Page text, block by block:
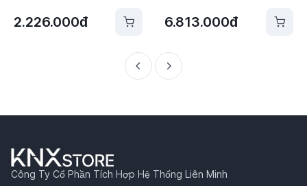
2.226.000đ 6.813.000đ
Công Ty Cổ Phần Tích Hợp Hệ Thống Liên Minh